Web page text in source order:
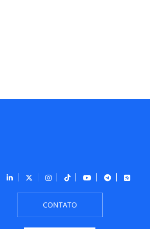
CONTATO